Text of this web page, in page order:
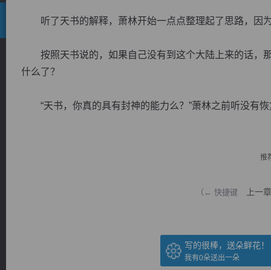
听了天书的解释，萧林开始一点点整理起了思路，因
按照天书说的，如果自己没有到这个大陆上来的话，
什么了？
“天书，你真的具有封神的能力么？”萧林之前听没有恢
推
（← 快捷键 上一章
写的很棒，送朵鲜花！
我有0朵送出一朵